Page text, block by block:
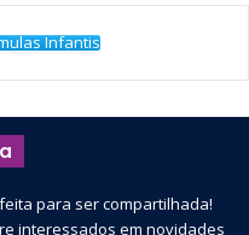
Infantis
para ser compartilhada!
interessados em novidades